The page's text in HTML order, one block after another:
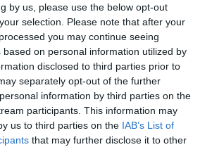
by us, please use the below opt-out
selection. Please note that after your
you may continue seeing
based on personal information utilized by
disclosed to third parties prior to
separately opt-out of the further
information by third parties on the
participants. This information may
us to third parties on the IAB’s List of
that may further disclose it to other
Πόσα μπροστά πήγαμε από τότε σε
ομαδικότητα;
και πιο πρωτότυπη διαίρεση
προχθές στα σχόλια του Εν
την ανεξάντλητη
«ψηφοφόροι της σημερινής
– που είναι με τον δήμαρχο και